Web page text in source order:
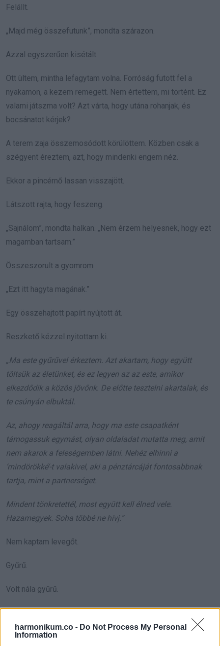
harmonikum.co - Do Not Process My Personal
Information
Felállt.
„Majd még összefutunk”, mondta szárazon.
Azzal egyszerűen kisétált.
Ott ültem, mintha lefagytam volna. Forróság futott fel a
nyakamon, a kezem remegett. Nem értettem, mi történt. Ez
valami játszma volt? Azt várta, hogy utána rohanjak, és
bocsánatot kérjek?
A terem zaja összemosódott körülöttem. Közben csak a
szégyent éreztem, azt, hogy mindenki engem néz.
Ekkor a pincérnő lassan visszajött.
Látszott rajta, hogy feszeng.
„Sajnálom”, mondta halkan. „Nem érzem helyesnek, hogy ezt
magamban tartsam.”
Összeszorult a gyomrom.
„Ezt itt hagyta magának.”
Egy összehajtott papírt nyújtott át.
Reszkető kézzel nyitottam ki.
„Ma este gyűrűvel érkeztem. Azt akartam, hogy együtt
töltsük az életünket, és ez legyen az az este, amikor
elkezdődik a közös jövőnk. De előtte tesztelni akartalak, és
te csúnyán elbuktál.
Az, ahogy reagáltál arra, hogy ma este csapatként
támogassuk egymást, olyan oldaladat mutatta meg, amit
nem akarok a feleségemben látni. Nehéz elhinni a
‘mindörökké’-t valakivel, aki a pénztárcáját fontosabbnak
tartja, mint a partnerséget.
Mindent tönkretettél, most együtt kell élned vele.
Hazamegyek. Soha többé ne hívj.”
Nem kaptam levegőt.
Gyűrű.
Volt nála gyűrű.
készen, és néha azon is, hogy vajon én elég vagyok-e. Most
pedig kiderült, hogy az eljegyzés, amiről álmodoztam, egy